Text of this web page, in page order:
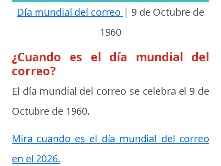
Día mundial del correo | 9 de Octubre de
1960
¿Cuando es el día mundial del
correo?
El día mundial del correo se celebra el 9 de
Octubre de 1960.
Mira cuando es el día mundial del correo
en el 2026.